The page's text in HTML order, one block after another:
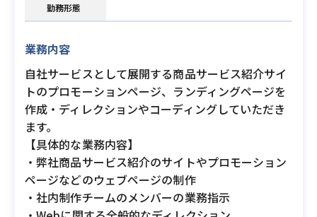
勤務形態
業務内容
自社サービスとして展開する商品サービス紹介サイ
トのプロモーションページ、ランディングページを
作成・ディレクションやコーディングしていただき
ます。
【具体的な業務内容】
・弊社商品サービス紹介のサイトやプロモーション
ページなどのウェブページの制作
・社内制作チームのメンバーの業務指示